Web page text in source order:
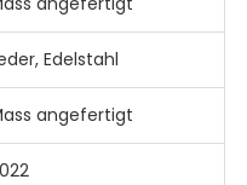
Edelstahl
angefertigt